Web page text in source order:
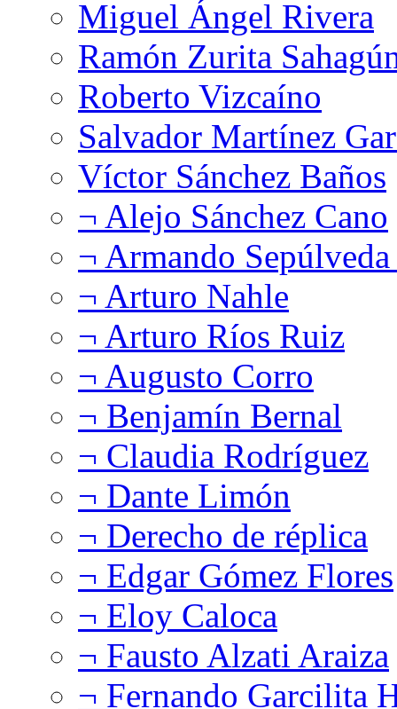
Miguel Ángel Rivera
Ramón Zurita
Roberto Vizcaíno
Salvador Martínez
Víctor Sánchez Baños
¬ Alejo Sánchez Cano
¬ Armando
¬ Arturo Nahle
¬ Arturo Ríos Ruiz
¬ Augusto Corro
¬ Benjamín Bernal
¬ Claudia Rodríguez
¬ Dante Limón
¬ Derecho de réplica
¬ Edgar Gómez Flores
¬ Eloy Caloca
¬ Fausto Alzati Araiza
¬ Fernando Garcilita